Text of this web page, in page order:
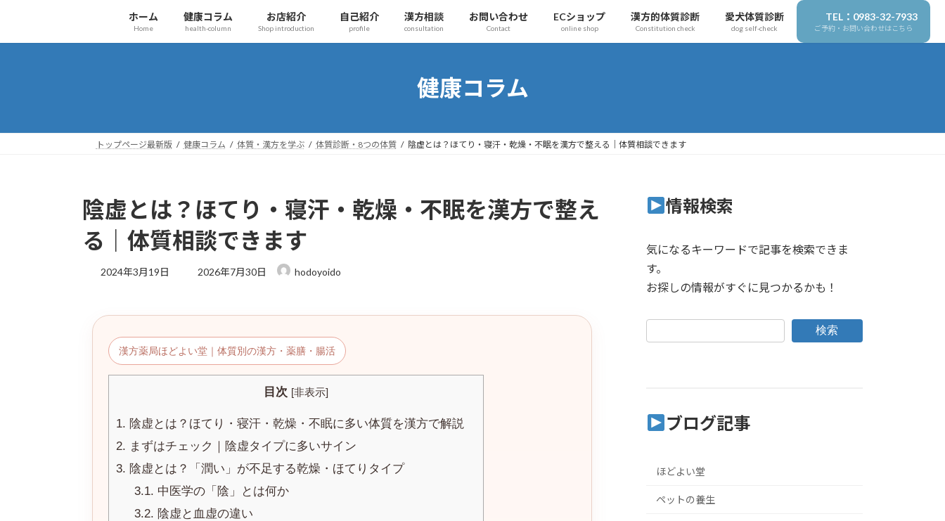
テ
ゲ
ホーム
Home
健康コラム
health-column
お店紹介
Shop introduction
自己紹介
profile
漢方相談
consultation
お問い合わせ
Contact
ECショップ
online shop
漢方的体質診断
Constitution check
愛犬体質診断
dog self-check
TEL：0983-32-7933
ご予約・お問い合わせはこちら
健康コラム
トップページ最新版 健康コラム 体質・漢方を学ぶ 体質診断・8つの体質 陰虚とは？ほてり・寝汗・乾燥・不眠を漢方で整える｜体質相談できます
陰虚とは？ほてり・寝汗・乾燥・不眠を漢方で整え
る｜体質相談できます
2024年3月19日
最
時
:
2026年7月30日 hodoyoido
漢方薬局ほどよい堂｜体質別の漢方・薬膳・腸活
目次 [非表示]
1. 陰虚とは？ほてり・寝汗・乾燥・不眠に多い体質を漢方で解説
2. まずはチェック｜陰虚タイプに多いサイン
3. 陰虚とは？「潤い」が不足する乾燥・ほてりタイプ
3.1. 中医学の「陰」とは何か
3.2. 陰虚と血虚の違い
情報検索
気になるキーワードで記事を検索できま
す。
お探しの情報がすぐに見つかるかも！
検索
ブログ記事
ほどよい堂
ペットの養生